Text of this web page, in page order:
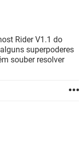
Rider V1.1 do
superpoderes
souber resolver